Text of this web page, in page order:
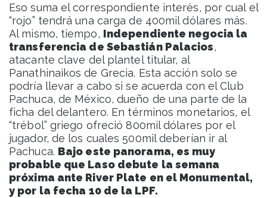
Eso suma el correspondiente interés, por cual el
“rojo” tendrá una carga de 400mil dólares más.
Al mismo, tiempo, Independiente negocia la
transferencia de Sebastián Palacios,
atacante clave del plantel titular, al
Panathinaikos de Grecia. Esta acción solo se
podría llevar a cabo si se acuerda con el Club
Pachuca, de México, dueño de una parte de la
ficha del delantero. En términos monetarios, el
“trébol” griego ofreció 800mil dólares por el
jugador, de los cuales 500mil deberían ir al
Pachuca. Bajo este panorama, es muy
probable que Laso debute la semana
próxima ante River Plate en el Monumental,
y por la fecha 10 de la LPF.